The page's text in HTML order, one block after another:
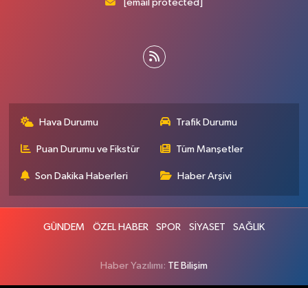
[email protected]
Hava Durumu Trafik Durumu
Puan Durumu ve Fikstür Tüm Manşetler
Son Dakika Haberleri Haber Arşivi
GÜNDEM ÖZEL HABER SPOR SİYASET SAĞLIK
Haber Yazılımı: TE Bilişim